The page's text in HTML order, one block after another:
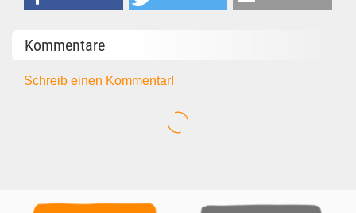
Kommentare
Schreib einen Kommentar!